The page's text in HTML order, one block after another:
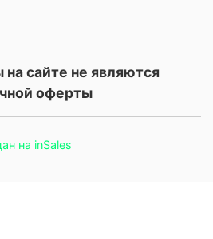
сайте не являются
оферты
на inSales